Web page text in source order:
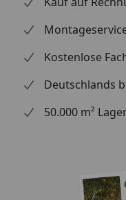
Kostenlose
Deutschlands
50.000 m²